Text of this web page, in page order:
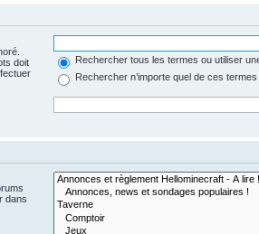
doit
Rechercher tous les termes ou utiliser
Rechercher n’importe quel de ces termes
dans